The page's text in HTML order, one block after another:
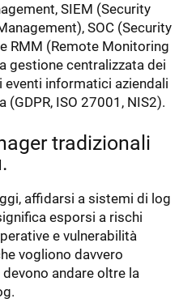
SIEM (Security
SOC (Security
RMM (Remote Monitoring
gestione centralizzata dei
eventi informatici aziendali
ISO 27001, NIS2).
tradizionali
affidarsi a sistemi di log
esporsi a rischi
e vulnerabilità
vogliono davvero
andare oltre la